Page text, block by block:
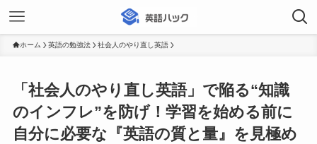
ホーム 英語の勉強法 社会人のやり直し英語
「社会人のやり直し英語」で陥る“知識
のインフレ”を防げ！学習を始める前に
自分に必要な『英語の質と量』を見極め